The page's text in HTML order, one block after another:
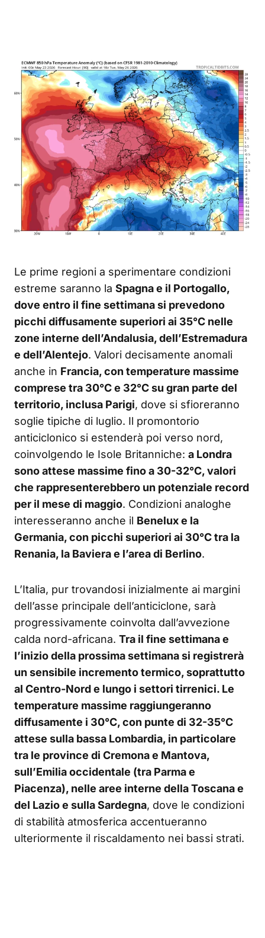
Le prime regioni a sperimentare condizioni
estreme saranno la Spagna e il Portogallo,
dove entro il fine settimana si prevedono
picchi diffusamente superiori ai 35°C nelle
zone interne dell’Andalusia, dell’Estremadura
e dell’Alentejo. Valori decisamente anomali
anche in Francia, con temperature massime
comprese tra 30°C e 32°C su gran parte del
territorio, inclusa Parigi, dove si sfioreranno
soglie tipiche di luglio. Il promontorio
anticiclonico si estenderà poi verso nord,
coinvolgendo le Isole Britanniche: a Londra
sono attese massime fino a 30-32°C, valori
che rappresenterebbero un potenziale record
per il mese di maggio. Condizioni analoghe
interesseranno anche il Benelux e la
Germania, con picchi superiori ai 30°C tra la
Renania, la Baviera e l’area di Berlino.
L’Italia, pur trovandosi inizialmente ai margini
dell’asse principale dell’anticiclone, sarà
progressivamente coinvolta dall’avvezione
calda nord-africana. Tra il fine settimana e
l’inizio della prossima settimana si registrerà
un sensibile incremento termico, soprattutto
al Centro-Nord e lungo i settori tirrenici. Le
temperature massime raggiungeranno
diffusamente i 30°C, con punte di 32-35°C
attese sulla bassa Lombardia, in particolare
tra le province di Cremona e Mantova,
sull’Emilia occidentale (tra Parma e
Piacenza), nelle aree interne della Toscana e
del Lazio e sulla Sardegna, dove le condizioni
di stabilità atmosferica accentueranno
ulteriormente il riscaldamento nei bassi strati.